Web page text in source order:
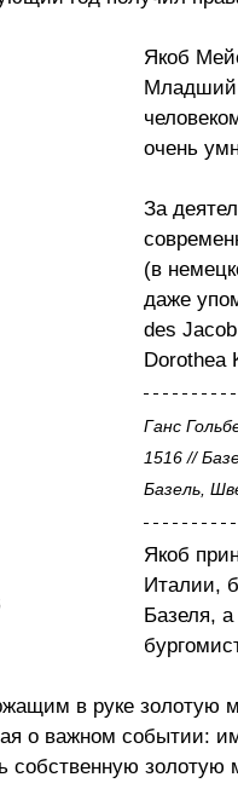
Якоб
Младший
очень
За
(в
даже
des
Dorothea
Ганс
1516 //
Базель,
Якоб
Италии,
Базеля,
в руке золотую
о важном событии:
собственную золотую